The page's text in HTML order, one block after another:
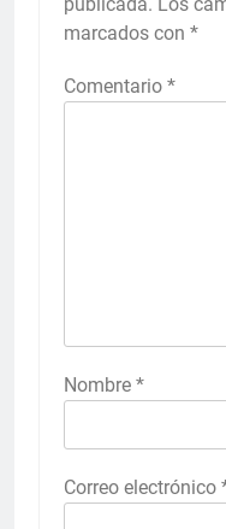
marcados con *
Comentario *
Nombre *
Correo electrónico